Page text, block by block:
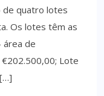
de quatro lotes
Os lotes têm as
área de
Lote